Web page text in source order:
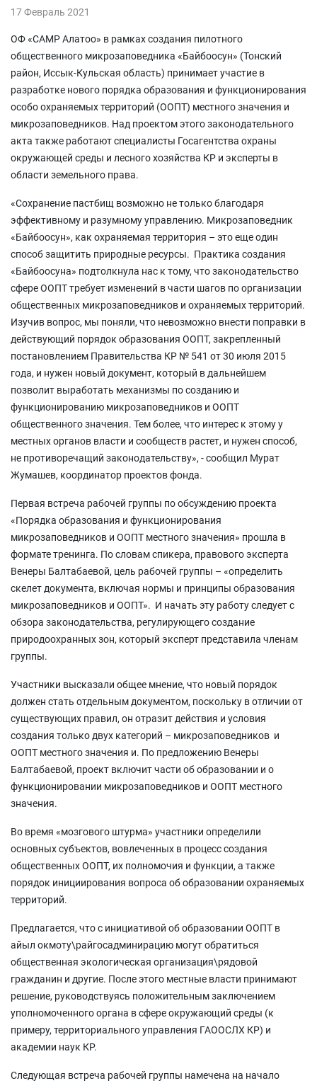
17 Февраль 2021
ОФ «САМР Алатоо» в рамках создания пилотного
общественного микрозаповедника «Байбоосун» (Тонский
район, Иссык-Кульская область) принимает участие в
разработке нового порядка образования и функционирования
особо охраняемых территорий (ООПТ) местного значения и
микрозаповедников. Над проектом этого законодательного
акта также работают специалисты Госагентства охраны
окружающей среды и лесного хозяйства КР и эксперты в
области земельного права.
«Сохранение пастбищ возможно не только благодаря
эффективному и разумному управлению. Микрозаповедник
«Байбоосун», как охраняемая территория – это еще один
способ защитить природные ресурсы. Практика создания
«Байбоосуна» подтолкнула нас к тому, что законодательство
сфере ООПТ требует изменений в части шагов по организации
общественных микрозаповедников и охраняемых территорий.
Изучив вопрос, мы поняли, что невозможно внести поправки в
действующий порядок образования ООПТ, закрепленный
постановлением Правительства КР № 541 от 30 июля 2015
года, и нужен новый документ, который в дальнейшем
позволит выработать механизмы по созданию и
функционированию микрозаповедников и ООПТ
общественного значения. Тем более, что интерес к этому у
местных органов власти и сообществ растет, и нужен способ,
не противоречащий законодательству», - сообщил Мурат
Жумашев, координатор проектов фонда.
Первая встреча рабочей группы по обсуждению проекта
«Порядка образования и функционирования
микрозаповедников и ООПТ местного значения» прошла в
формате тренинга. По словам спикера, правового эксперта
Венеры Балтабаевой, цель рабочей группы – «определить
скелет документа, включая нормы и принципы образования
микрозаповедников и ООПТ». И начать эту работу следует с
обзора законодательства, регулирующего создание
природоохранных зон, который эксперт представила членам
группы.
Участники высказали общее мнение, что новый порядок
должен стать отдельным документом, поскольку в отличии от
существующих правил, он отразит действия и условия
создания только двух категорий – микрозаповедников и
ООПТ местного значения и. По предложению Венеры
Балтабаевой, проект включит части об образовании и о
функционировании микрозаповедников и ООПТ местного
значения.
Во время «мозгового штурма» участники определили
основных субъектов, вовлеченных в процесс создания
общественных ООПТ, их полномочия и функции, а также
порядок инициирования вопроса об образовании охраняемых
территорий.
Предлагается, что с инициативой об образовании ООПТ в
айыл окмоту\райгосадминирацию могут обратиться
общественная экологическая организация\рядовой
гражданин и другие. После этого местные власти принимают
решение, руководствуясь положительным заключением
уполномоченного органа в сфере окружающий среды (к
примеру, территориального управления ГАООСЛХ КР) и
академии наук КР.
Следующая встреча рабочей группы намечена на начало